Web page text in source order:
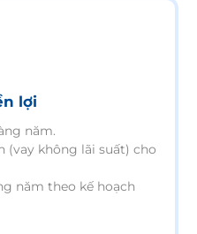
lợi
năm.
(vay không lãi suất) cho
năm theo kế hoạch